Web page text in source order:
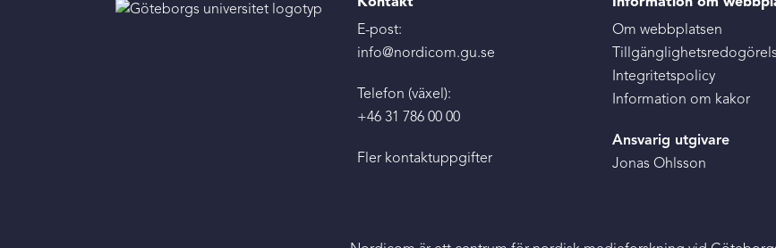
E-post:
info@nordicom.gu.se
Telefon (växel):
+46 31 786 00 00
Fler kontaktuppgifter
Om webbplatsen
Integritetspolicy
Information om kakor
Ansvarig utgivare
Jonas Ohlsson